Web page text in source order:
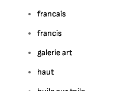
francais
francis
galerie art
haut